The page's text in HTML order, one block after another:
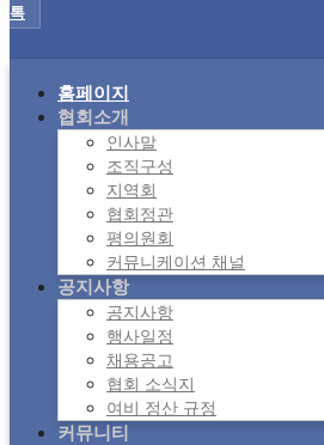
톡
홈페이지
협회소개
인사말
조직구성
지역회
협회정관
평의원회
커뮤니케이션 채널
공지사항
공지사항
행사일정
채용공고
협회 소식지
여비 정산 규정
커뮤니티